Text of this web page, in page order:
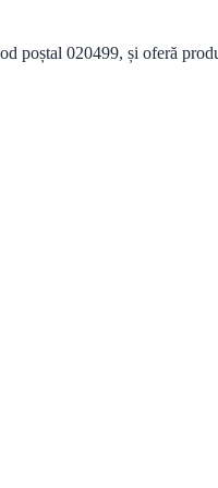
poștal 020499, și oferă